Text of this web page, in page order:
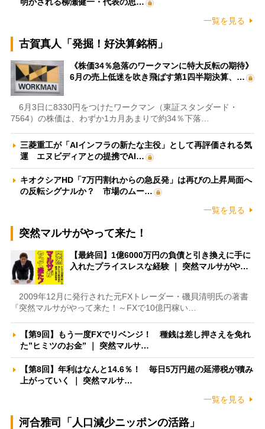
一覧を見る
古賀真人「発掘！好決算銘柄」
《株価34％急落のワークマンに特大反転の期待》
6月の売上低迷を吹き飛ばす第1四半期決算、…
6月3日に8330円をつけたワークマン（東証スタンダード・
7564）の株価は、わずか1カ月あまりで約34％下落…
三菱重工が「AIインフラの新たな主役」として再評価される気
運 エヌビディアとの提携でAI…
キオクシアHD「7万円割れからの急反発」は再びの上昇局面へ
の反転シグナルか？ 市場のムー…
一覧を見る
突然マルサがやって来た！
【最終回】1億6000万円の負債と引き換えに手に
入れたプライスレスな経験 ｜ 突然マルサがや…
2009年12月に発行された元FXトレーダー・磯貝清明氏の著書
『突然マルサがやって来た！～FXで10億円稼い…
【第9回】もう一度FXでリベンジ！ 種銭は差し押さえを免れ
た”ヒミツのお金” ｜ 突然マルサ…
【第8回】年利はなんと14.6％！ 毎日5万円超の延滞税が積み
上がっていく ｜ 突然マルサ…
一覧を見る
河合雅司「人口減少ニッポンの活路」